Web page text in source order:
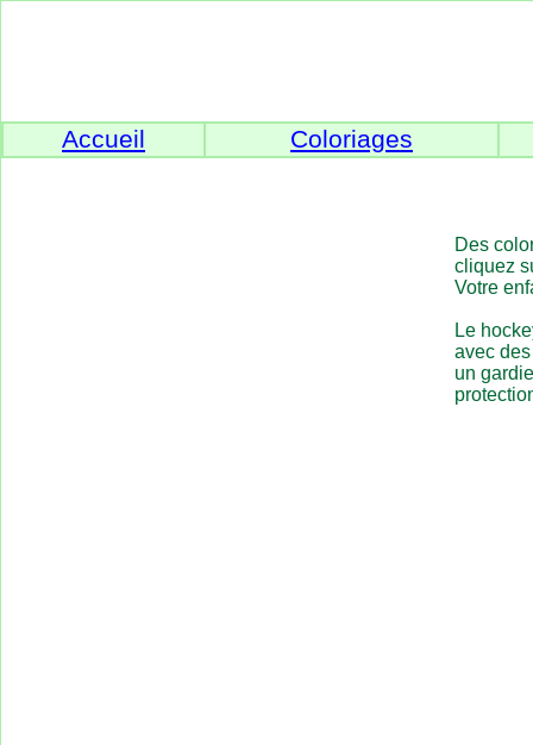
Accueil Coloriages
Des
cliquez
Votre
Le
avec
un